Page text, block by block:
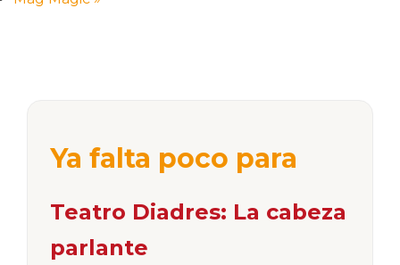
Ya falta poco para
Teatro Diadres: La cabeza
parlante